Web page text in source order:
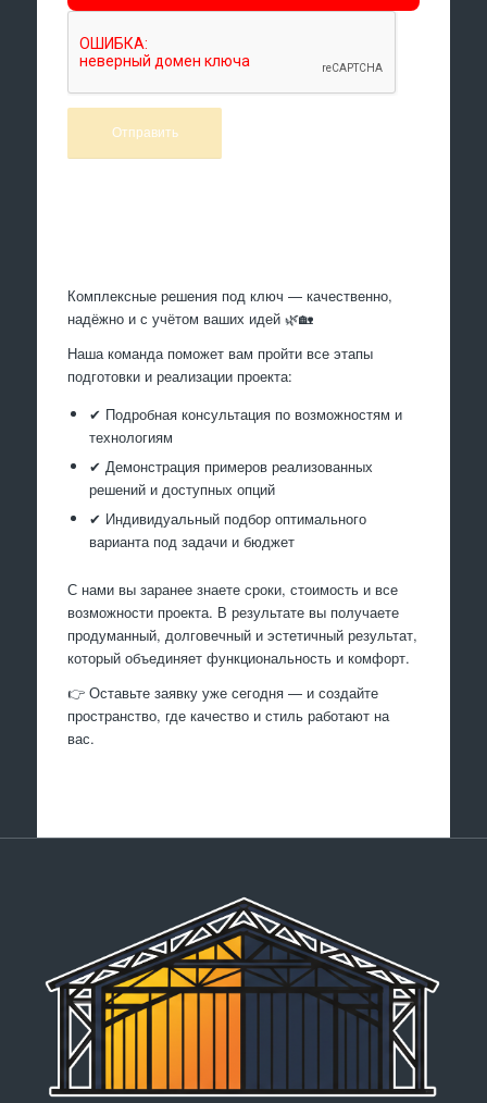
Комплексные решения под ключ — качественно,
надёжно и с учётом ваших идей 🌿🏡
Наша команда поможет вам пройти все этапы
подготовки и реализации проекта:
✔ Подробная консультация по возможностям и
технологиям
✔ Демонстрация примеров реализованных
решений и доступных опций
✔ Индивидуальный подбор оптимального
варианта под задачи и бюджет
С нами вы заранее знаете сроки, стоимость и все
возможности проекта. В результате вы получаете
продуманный, долговечный и эстетичный результат,
который объединяет функциональность и комфорт.
👉 Оставьте заявку уже сегодня — и создайте
пространство, где качество и стиль работают на
вас.